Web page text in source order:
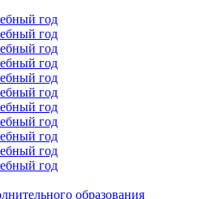
год
год
год
год
год
год
год
год
год
год
год
образования